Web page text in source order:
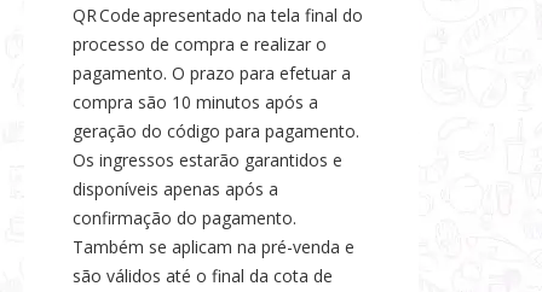
QR Code apresentado na tela final do
processo de compra e realizar o
pagamento. O prazo para efetuar a
compra são 10 minutos após a
geração do código para pagamento.
Os ingressos estarão garantidos e
disponíveis apenas após a
confirmação do pagamento.
Também se aplicam na pré-venda e
são válidos até o final da cota de